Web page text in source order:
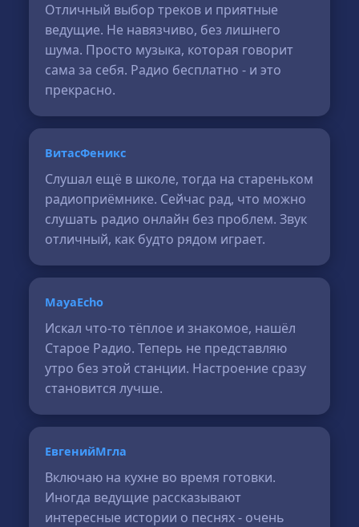
Отличный выбор треков и приятные
ведущие. Не навязчиво, без лишнего
шума. Просто музыка, которая говорит
сама за себя. Радио бесплатно - и это
прекрасно.
ВитасФеникс
Слушал ещё в школе, тогда на стареньком
радиоприёмнике. Сейчас рад, что можно
слушать радио онлайн без проблем. Звук
отличный, как будто рядом играет.
MayaEcho
Искал что-то тёплое и знакомое, нашёл
Старое Радио. Теперь не представляю
утро без этой станции. Настроение сразу
становится лучше.
ЕвгенийМгла
Включаю на кухне во время готовки.
Иногда ведущие рассказывают
интересные истории о песнях - очень